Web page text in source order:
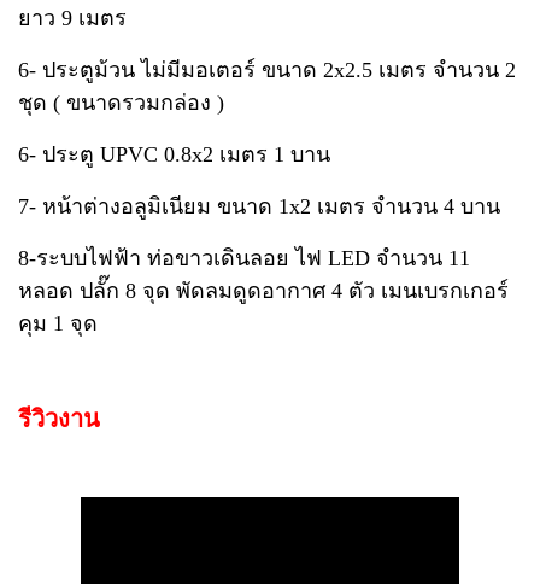
ยาว 9 เมตร
6- ประตูม้วน ไม่มีมอเตอร์ ขนาด 2x2.5 เมตร จำนวน 2
ชุด ( ขนาดรวมกล่อง )
6- ประตู UPVC 0.8x2 เมตร 1 บาน
7- หน้าต่างอลูมิเนียม ขนาด 1x2 เมตร จำนวน 4 บาน
8-ระบบไฟฟ้า ท่อขาวเดินลอย ไฟ LED จำนวน 11
หลอด ปลั๊ก 8 จุด พัดลมดูดอากาศ 4 ตัว เมนเบรกเกอร์
คุม 1 จุด
รีวิวงาน